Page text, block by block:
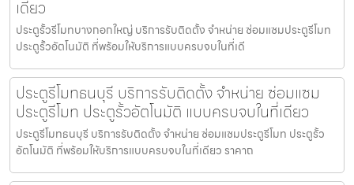
เดียว
ประตูรั้วรีโมทบางกอกใหญ่ บริการรับติดตั้ง จำหน่าย ซ่อมแซมประตูรีโมท
ประตูรั้วอัตโนมัติ ที่พร้อมให้บริการแบบครบจบในที่เดี
ประตูรีโมทธนบุรี บริการรับติดตั้ง จำหน่าย ซ่อมแซม
ประตูรีโมท ประตูรั้วอัตโนมัติ แบบครบจบในที่เดียว
ประตูรีโมทธนบุรี บริการรับติดตั้ง จำหน่าย ซ่อมแซมประตูรีโมท ประตูรั้ว
อัตโนมัติ ที่พร้อมให้บริการแบบครบจบในที่เดียว ราคาถ